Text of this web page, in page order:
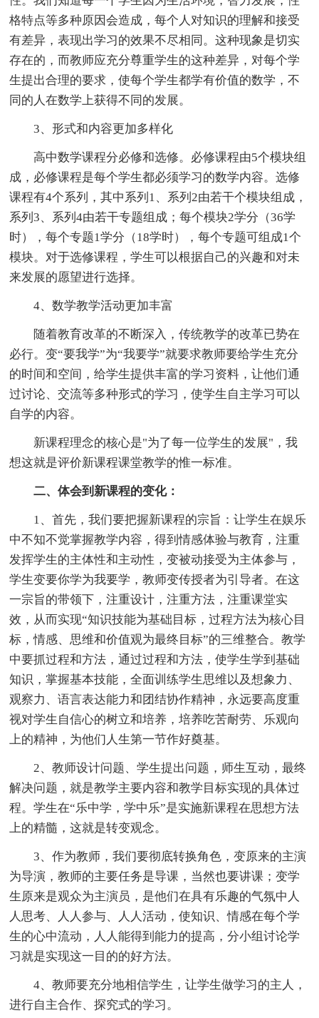
格特点等多种原因会造成，每个人对知识的理解和接受
有差异，表现出学习的效果不尽相同。这种现象是切实
存在的，而教师应充分尊重学生的这种差异，对每个学
生提出合理的要求，使每个学生都学有价值的数学，不
同的人在数学上获得不同的发展。
3、形式和内容更加多样化
高中数学课程分必修和选修。必修课程由5个模块组
成，必修课程是每个学生都必须学习的数学内容。选修
课程有4个系列，其中系列1、系列2由若干个模块组成，
系列3、系列4由若干专题组成；每个模块2学分（36学
时），每个专题1学分（18学时），每个专题可组成1个
模块。对于选修课程，学生可以根据自己的兴趣和对未
来发展的愿望进行选择。
4、数学教学活动更加丰富
随着教育改革的不断深入，传统教学的改革已势在
必行。变“要我学”为“我要学”就要求教师要给学生充分
的时间和空间，给学生提供丰富的学习资料，让他们通
过讨论、交流等多种形式的学习，使学生自主学习可以
自学的内容。
新课程理念的核心是"为了每一位学生的发展"，我
想这就是评价新课程课堂教学的惟一标准。
二、体会到新课程的变化：
1、首先，我们要把握新课程的宗旨：让学生在娱乐
中不知不觉掌握教学内容，得到情感体验与教育，注重
发挥学生的主体性和主动性，变被动接受为主体参与，
学生变要你学为我要学，教师变传授者为引导者。在这
一宗旨的带领下，注重设计，注重方法，注重课堂实
效，从而实现“知识技能为基础目标，过程方法为核心目
标，情感、思维和价值观为最终目标”的三维整合。教学
中要抓过程和方法，通过过程和方法，使学生学到基础
知识，掌握基本技能，全面训练学生思维以及想象力、
观察力、语言表达能力和团结协作精神，永远要高度重
视对学生自信心的树立和培养，培养吃苦耐劳、乐观向
上的精神，为他们人生第一节作好奠基。
2、教师设计问题、学生提出问题，师生互动，最终
解决问题，就是教学主要内容和教学目标实现的具体过
程。学生在“乐中学，学中乐”是实施新课程在思想方法
上的精髓，这就是转变观念。
3、作为教师，我们要彻底转换角色，变原来的主演
为导演，教师的主要任务是导课，当然也要讲课；变学
生原来是观众为主演员，是他们在具有乐趣的气氛中人
人思考、人人参与、人人活动，使知识、情感在每个学
生的心中流动，人人能得到能力的提高，分小组讨论学
习就是实现这一目的的好方法。
4、教师要充分地相信学生，让学生做学习的主人，
进行自主合作、探究式的学习。